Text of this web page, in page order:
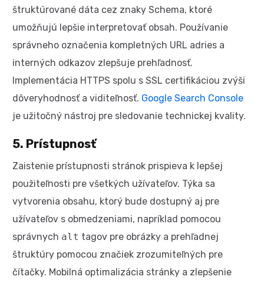
štruktúrované dáta cez znaky Schema, ktoré
umožňujú lepšie interpretovať obsah. Používanie
správneho označenia kompletných URL adries a
interných odkazov zlepšuje prehľadnosť.
Implementácia HTTPS spolu s SSL certifikáciou zvýši
dôveryhodnosť a viditeľnosť. Google Search Console
je užitočný nástroj pre sledovanie technickej kvality.
5. Prístupnosť
Zaistenie prístupnosti stránok prispieva k lepšej
použiteľnosti pre všetkých užívateľov. Týka sa
vytvorenia obsahu, ktorý bude dostupný aj pre
užívateľov s obmedzeniami, napríklad pomocou
správnych alt tagov pre obrázky a prehľadnej
štruktúry pomocou značiek zrozumiteľných pre
čítačky. Mobilná optimalizácia stránky a zlepšenie